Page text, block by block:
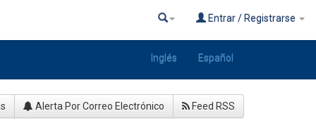
Entrar / Registrarse
Inglés Español
Alerta Por Correo Electrónico Feed RSS